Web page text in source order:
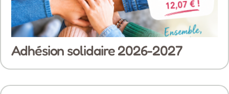
Adhésion solidaire 2026-2027